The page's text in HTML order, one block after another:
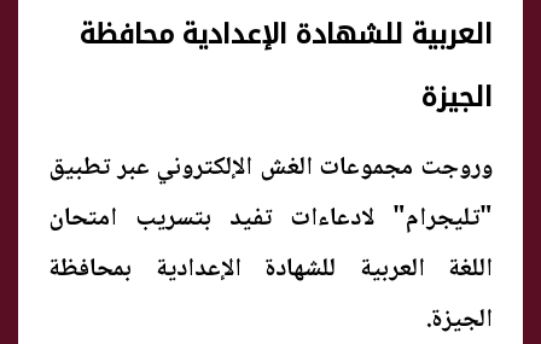
العربية للشهادة الإعدادية محافظة
الجيزة
وروجت مجموعات الغش الإلكتروني عبر تطبيق
"تليجرام" لادعاءات تفيد بتسريب امتحان
اللغة العربية للشهادة الإعدادية بمحافظة
الجيزة.